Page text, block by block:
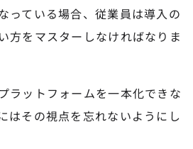
っている場合、従業員は導入の
方をマスターしなければなりま
ラットフォームを一本化できな
はその視点を忘れないようにし